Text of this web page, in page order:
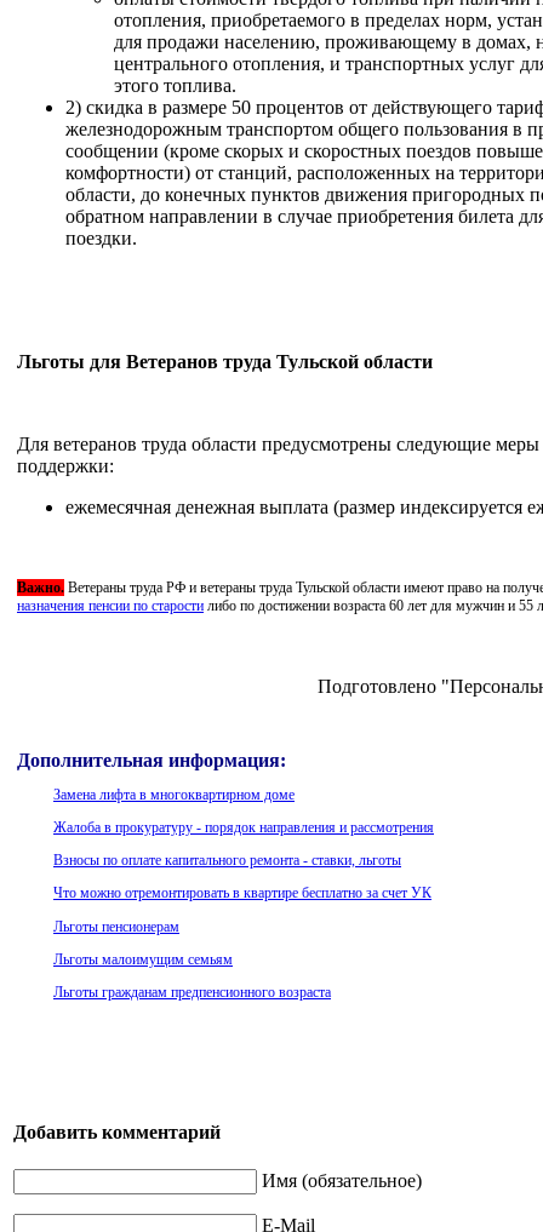
отопления, приобретаемого в пределах норм,
для продажи населению, проживающему в домах,
центрального отопления, и транспортных услуг
этого топлива.
2) скидка в размере 50 процентов от действующего
железнодорожным транспортом общего пользования в
сообщении (кроме скорых и скоростных поездов
комфортности) от станций, расположенных на
области, до конечных пунктов движения пригородных
обратном направлении в случае приобретения билета
поездки.
Льготы для Ветеранов труда Тульской области
Для ветеранов труда области предусмотрены следующие
поддержки:
ежемесячная денежная выплата (размер индексируется
Важно. Ветераны труда РФ и ветераны труда Тульской области имеют право на
назначения пенсии по старости либо по достижении возраста 60 лет для мужчин и 55
Подготовлено
Дополнительная информация:
Замена лифта в многоквартирном доме
Жалоба в прокуратуру - порядок направления и рассмотрения
Взносы по оплате капитального ремонта - ставки, льготы
Что можно отремонтировать в квартире бесплатно за счет УК
Льготы пенсионерам
Льготы малоимущим семьям
Льготы гражданам предпенсионного возраста
Добавить комментарий
Имя (обязательное)
E-Mail